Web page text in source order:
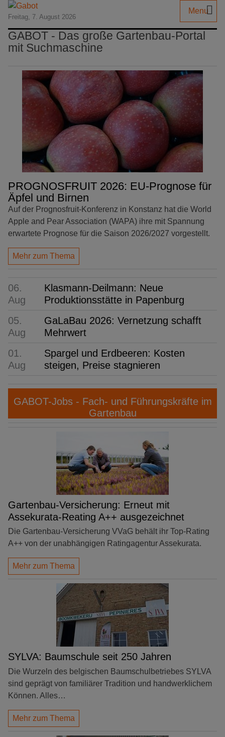
Freitag, 7. August 2026
Menu
GABOT - Das große Gartenbau-Portal
mit Suchmaschine
PROGNOSFRUIT 2026: EU-Prognose für
Äpfel und Birnen
Auf der Prognosfruit-Konferenz in Konstanz hat die World
Apple and Pear Association (WAPA) ihre mit Spannung
erwartete Prognose für die Saison 2026/2027 vorgestellt.
Mehr zum Thema
06.
Aug
Klasmann-Deilmann: Neue
Produktionsstätte in Papenburg
05.
Aug
GaLaBau 2026: Vernetzung schafft
Mehrwert
01.
Aug
Spargel und Erdbeeren: Kosten
steigen, Preise stagnieren
GABOT-Jobs - Fach- und Führungskräfte im
Gartenbau
Gartenbau-Versicherung: Erneut mit
Assekurata-Reating A++ ausgezeichnet
Die Gartenbau-Versicherung VVaG behält ihr Top-Rating
A++ von der unabhängigen Ratingagentur Assekurata.
Mehr zum Thema
SYLVA: Baumschule seit 250 Jahren
Die Wurzeln des belgischen Baumschulbetriebes SYLVA
sind geprägt von familiärer Tradition und handwerklichem
Können. Alles…
Mehr zum Thema